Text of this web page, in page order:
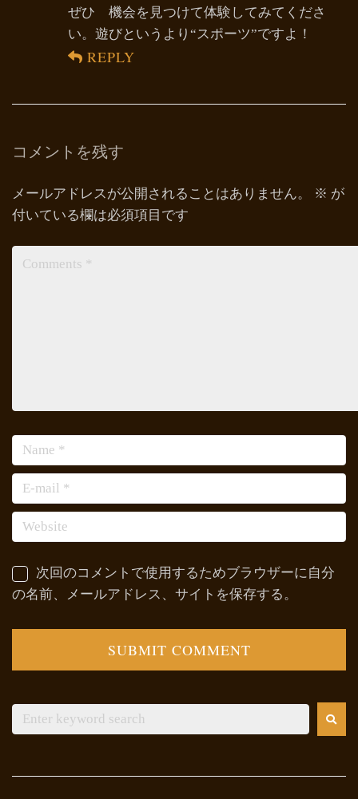
ぜひ 機会を見つけて体験してみてくださ
い。遊びというより“スポーツ”ですよ！
REPLY
コメントを残す
メールアドレスが公開されることはありません。 ※ が
付いている欄は必須項目です
次回のコメントで使用するためブラウザーに自分
の名前、メールアドレス、サイトを保存する。